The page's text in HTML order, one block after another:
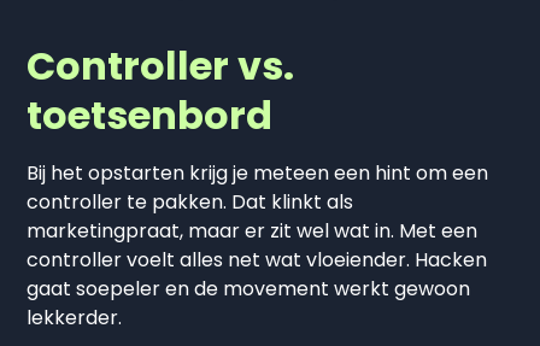
Controller vs.
toetsenbord
Bij het opstarten krijg je meteen een hint om een
controller te pakken. Dat klinkt als
marketingpraat, maar er zit wel wat in. Met een
controller voelt alles net wat vloeiender. Hacken
gaat soepeler en de movement werkt gewoon
lekkerder.